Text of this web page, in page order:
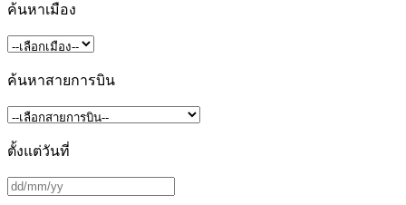
ค้นหาเมือง
ค้นหาสายการบิน
ตั้งแต่วันที่